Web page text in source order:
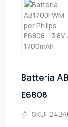
Batteria
E6808
SKU: